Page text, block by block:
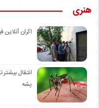
هنری
اکران آنلاین
انتقال
پشه